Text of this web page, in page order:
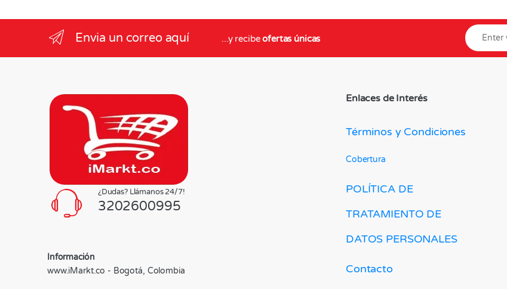
Envia un correo aquí ...y recibeofertas únicas
¿Dudas? Llámanos 24/7!
3202600995
Información
www.iMarkt.co - Bogotá, Colombia
Enlaces de Interés
Términos y Condiciones
Cobertura
POLÍTICA DE
TRATAMIENTO DE
DATOS PERSONALES
Contacto